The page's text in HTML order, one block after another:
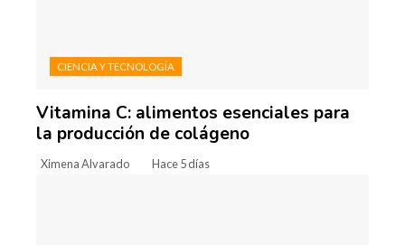
CIENCIA Y TECNOLOGÍA
Vitamina C: alimentos esenciales para
la producción de colágeno
Ximena Alvarado Hace 5 días